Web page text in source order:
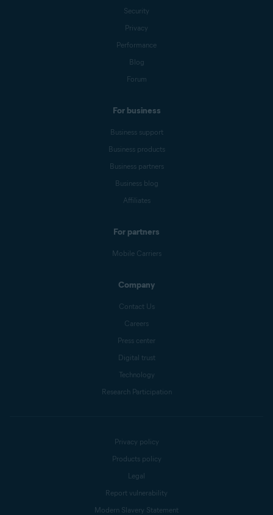
Security
Privacy
Performance
Blog
Forum
For business
Business support
Business products
Business partners
Business blog
Affiliates
For partners
Mobile Carriers
Company
Contact Us
Careers
Press center
Digital trust
Technology
Research Participation
Privacy policy
Products policy
Legal
Report vulnerability
Modern Slavery Statement